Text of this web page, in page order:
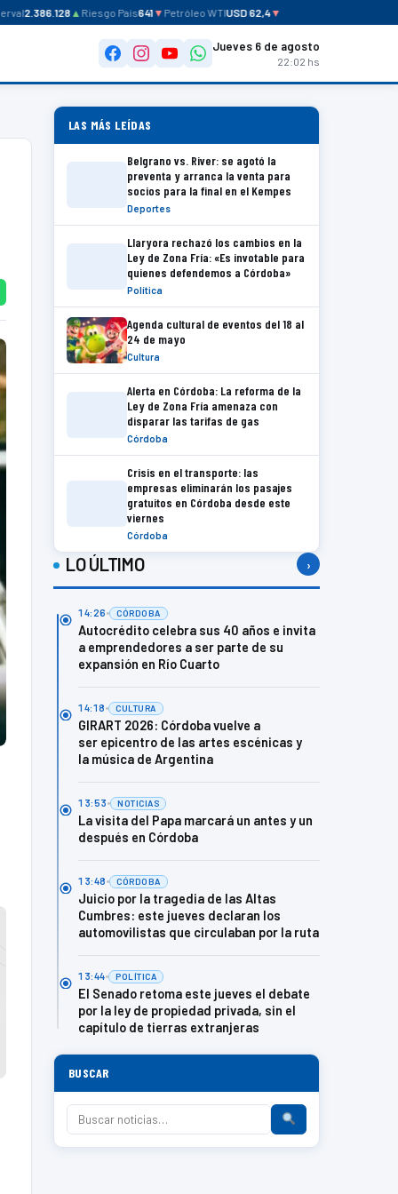
2.386.128▲Riesgo País641▼Petróleo WTIUSD 62,4▼
Jueves 6 de agosto
22:02 hs
LAS MÁS LEÍDAS
Belgrano vs. River: se agotó la
preventa y arranca la venta para
socios para la final en el Kempes
Deportes
Llaryora rechazó los cambios en la
Ley de Zona Fría: «Es invotable para
quienes defendemos a Córdoba»
Política
Agenda cultural de eventos del 18 al
24 de mayo
Cultura
Alerta en Córdoba: La reforma de la
Ley de Zona Fría amenaza con
disparar las tarifas de gas
Córdoba
Crisis en el transporte: las
empresas eliminarán los pasajes
gratuitos en Córdoba desde este
viernes
Córdoba
LO ÚLTIMO ›
14:26 CÓRDOBA
Autocrédito celebra sus 40 años e invita
a emprendedores a ser parte de su
expansión en Río Cuarto
14:18 CULTURA
GIRART 2026: Córdoba vuelve a
ser epicentro de las artes escénicas y
la música de Argentina
13:53 NOTICIAS
La visita del Papa marcará un antes y un
después en Córdoba
13:48 CÓRDOBA
Juicio por la tragedia de las Altas
Cumbres: este jueves declaran los
automovilistas que circulaban por la ruta
13:44 POLÍTICA
El Senado retoma este jueves el debate
por la ley de propiedad privada, sin el
capítulo de tierras extranjeras
BUSCAR